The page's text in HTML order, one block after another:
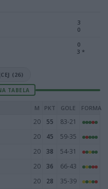
3
0
0
3 *
(26)
TABELA
M PKT GOLE FORMA
20 55
83-21
20 45
59-35
20 38
54-31
20 36
66-43
20 28
35-39